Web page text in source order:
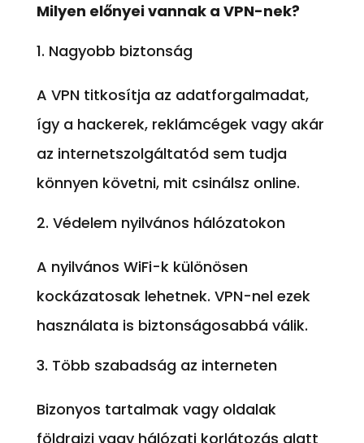
Milyen előnyei vannak a VPN-nek?
Nagyobb biztonság
A VPN titkosítja az adatforgalmadat,
így a hackerek, reklámcégek vagy akár
az internetszolgáltatód sem tudja
könnyen követni, mit csinálsz online.
Védelem nyilvános hálózatokon
A nyilvános WiFi-k különösen
kockázatosak lehetnek. VPN-nel ezek
használata is biztonságosabbá válik.
Több szabadság az interneten
Bizonyos tartalmak vagy oldalak
földrajzi vagy hálózati korlátozás alatt